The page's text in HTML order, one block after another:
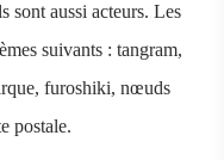
sont aussi acteurs. Les
suivants : tangram,
furoshiki, nœuds
postale.